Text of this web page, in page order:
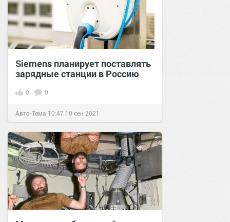
Siemens планирует поставлять
зарядные станции в Россию
0 0
Авто-Тема 10:47 10 сен 2021